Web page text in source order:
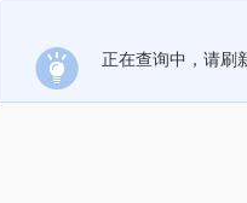
正在查询中，请刷